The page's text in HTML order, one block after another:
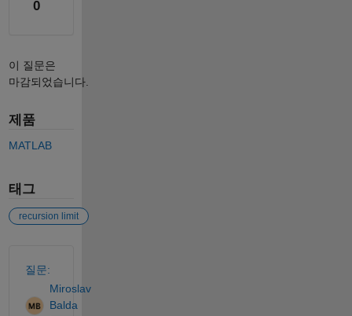
0
이 질문은
마감되었습니다.
제품
MATLAB
태그
recursion limit
질문:
Miroslav
Balda